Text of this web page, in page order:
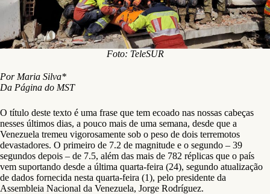
Foto: TeleSUR
Por Maria Silva*
Da Página do MST
O título deste texto é uma frase que tem ecoado nas nossas cabeças
nesses últimos dias, a pouco mais de uma semana, desde que a
Venezuela tremeu vigorosamente sob o peso de dois terremotos
devastadores. O primeiro de 7.2 de magnitude e o segundo – 39
segundos depois – de 7.5, além das mais de 782 réplicas que o país
vem suportando desde a última quarta-feira (24), segundo atualização
de dados fornecida nesta quarta-feira (1), pelo presidente da
Assembleia Nacional da Venezuela, Jorge Rodríguez.